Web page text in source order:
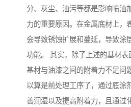
分、灰尘、油污等都是影响喷油
力的重要原因。在金属底材上，
会导致锈蚀扩展和蔓延，导致涂
功能。 其实，除了上述的基材表
基材与油漆之间的附着力不足问
以算是前处理工序了，通过底涂
善润湿以及提高附着力，且通过